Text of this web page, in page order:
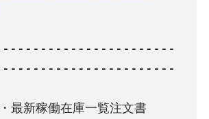
最新稼働在庫一覧注文書